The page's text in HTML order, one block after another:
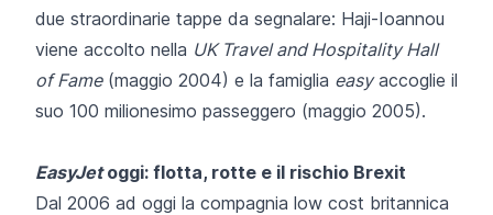
due straordinarie tappe da segnalare: Haji-Ioannou
viene accolto nella UK Travel and Hospitality Hall
of Fame(maggio 2004) e la famiglia easyaccoglie il
suo 100 milionesimo passeggero (maggio 2005).
EasyJetoggi: flotta, rotte e il rischio Brexit
Dal 2006 ad oggi la compagnia low cost britannica